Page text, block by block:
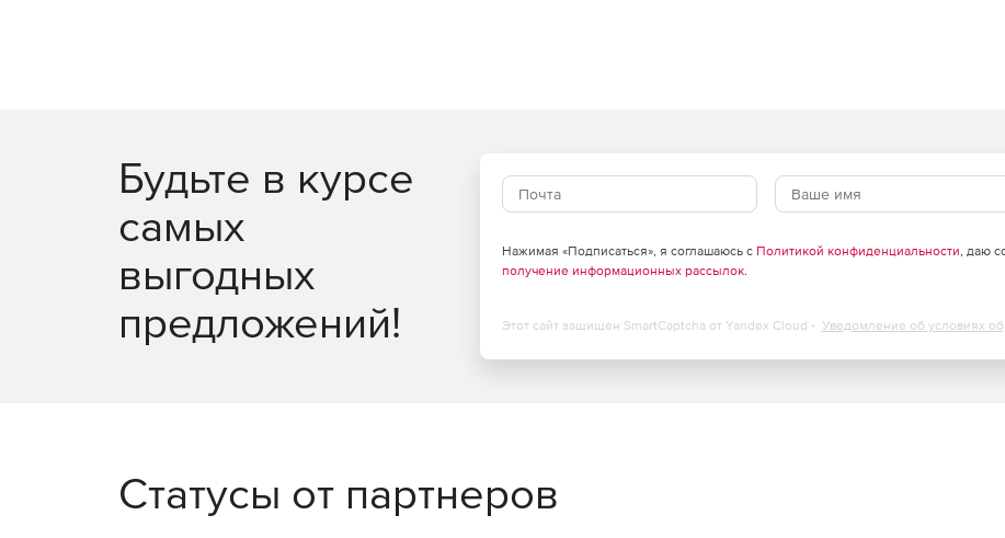
Будьте в курсе
самых
выгодных
предложений!
Нажимая «Подписаться», я соглашаюсь с Политикой конфиденциальности, даю
получение информационных рассылок.
Этот сайт защищен SmartCaptcha от Yandex Cloud - Уведомление об условиях
Статусы от партнеров